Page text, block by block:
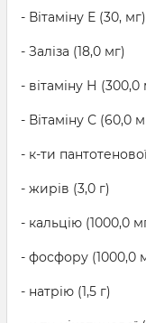
- Вітаміну Е (30, мг)
- Заліза (18,0 мг)
- вітаміну Н
- Вітаміну С (60,0
- к-ти
- жирів (3,0 г)
- кальцію (1000,0
- фосфору (1000,0
- натрію (1,5 г)